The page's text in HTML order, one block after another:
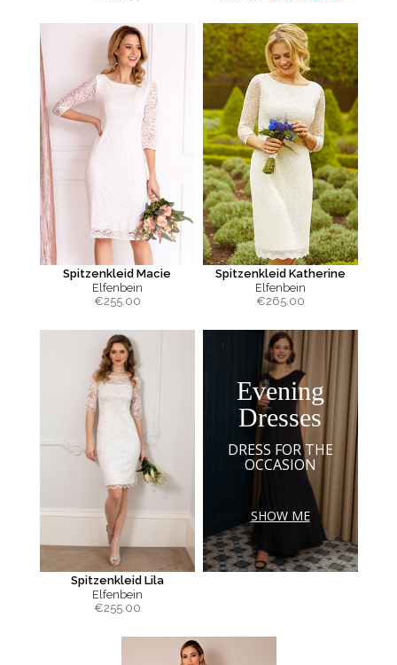
Spitzenkleid Macie
Elfenbein
€255.00
Spitzenkleid Katherine
Elfenbein
€265.00
Spitzenkleid Lila
Elfenbein
€255.00
Evening
Dresses
DRESS FOR THE
OCCASION
SHOW ME